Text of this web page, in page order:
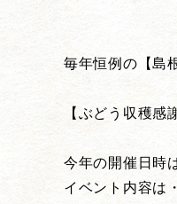
毎年恒例の【島
【ぶどう収穫
今年の開催日時
イベント内容は